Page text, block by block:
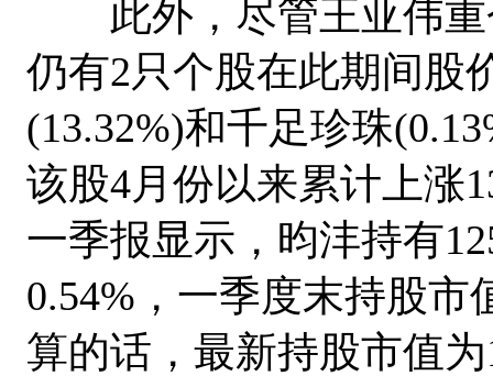
此外，尽管王亚伟重
仍有2只个股在此期间股
(13.32%)和千足珍珠
该股4月份以来累计上涨
一季报显示，昀沣持有
0.54%，一季度末持股市
算的话，最新持股市值